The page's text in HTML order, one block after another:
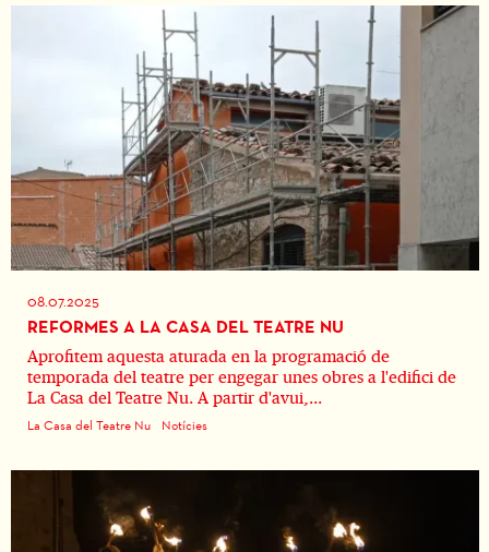
08.07.2025
REFORMES A LA CASA DEL TEATRE NU
Aprofitem aquesta aturada en la programació de
temporada del teatre per engegar unes obres a l'edifici de
La Casa del Teatre Nu. A partir d'avui,...
La Casa del Teatre Nu Notícies